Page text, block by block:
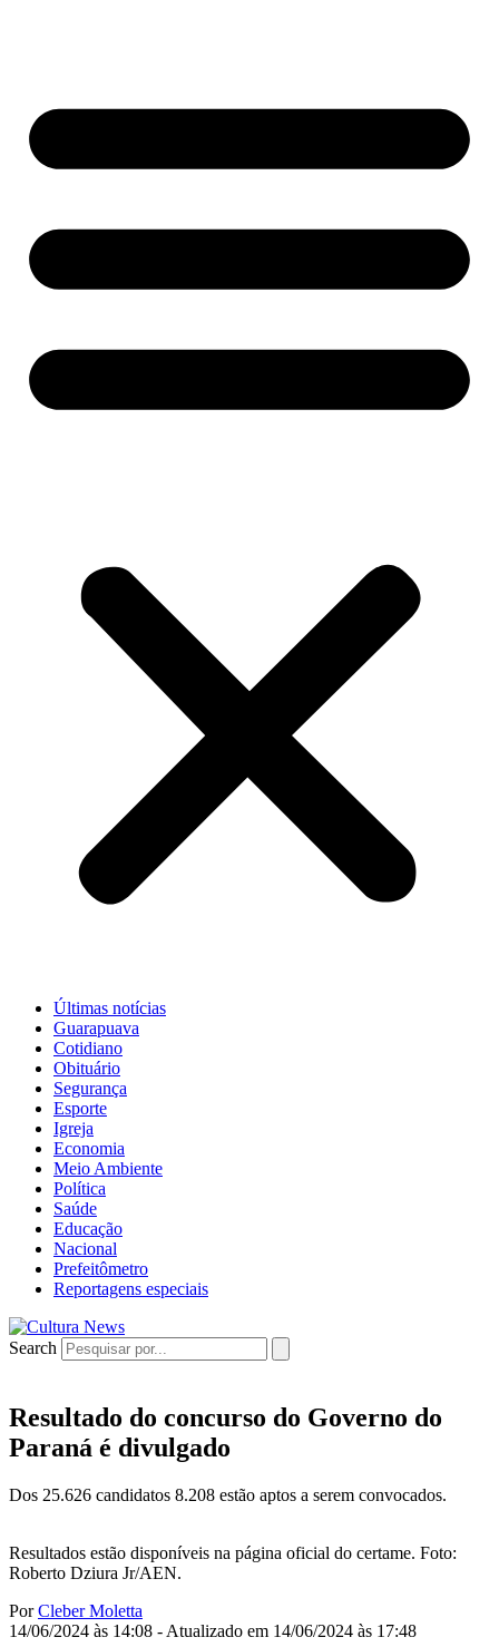
Últimas notícias
Guarapuava
Cotidiano
Obituário
Segurança
Esporte
Igreja
Economia
Meio Ambiente
Política
Saúde
Educação
Nacional
Prefeitômetro
Reportagens especiais
Search
Resultado do concurso do Governo do
Paraná é divulgado
Dos 25.626 candidatos 8.208 estão aptos a serem convocados.
Resultados estão disponíveis na página oficial do certame. Foto:
Roberto Dziura Jr/AEN.
PorCleber Moletta
14/06/2024 às 14:08 - Atualizado em 14/06/2024 às 17:48